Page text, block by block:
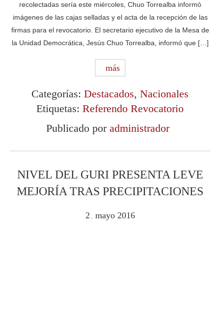
recolectadas sería este miércoles, Chuo Torrealba informó
imágenes de las cajas selladas y el acta de la recepción de las
firmas para el revocatorio. El secretario ejecutivo de la Mesa de
la Unidad Democrática, Jesús Chuo Torrealba, informó que […]
más
Categorías: Destacados, Nacionales
Etiquetas: Referendo Revocatorio
Publicado por administrador
NIVEL DEL GURI PRESENTA LEVE
MEJORÍA TRAS PRECIPITACIONES
2 . mayo 2016